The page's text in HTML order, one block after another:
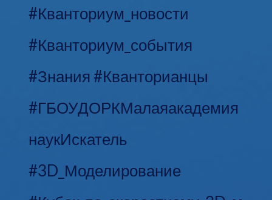
#Кванториум_новости
#Кванториум_события
#Знания #Кванторианцы
#ГБОУДОРКМалаяакадемия
наукИскатель
#3D_Моделирование